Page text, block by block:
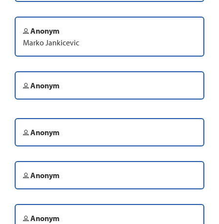
Anonym
Marko Jankicevic
Anonym
Anonym
Anonym
Anonym